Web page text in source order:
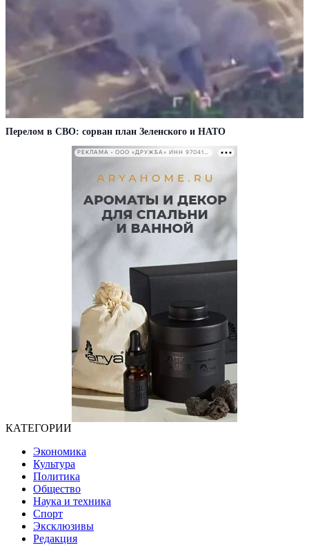
Перелом в СВО: сорван план Зеленского и НАТО
РЕКЛАМА • ООО «ДРУЖБА» ИНН 9704146411
КАТЕГОРИИ
Экономика
Культура
Политика
Общество
Наука и техника
Спорт
Эксклюзивы
Редакция